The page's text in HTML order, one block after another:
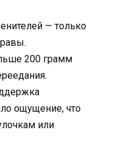
— только
200 грамм
ощущение, что
или